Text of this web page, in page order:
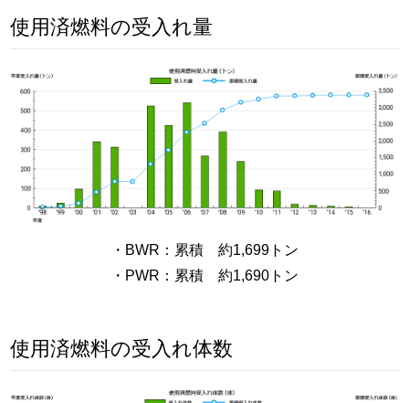
使用済燃料の受入れ量
・BWR：累積 約1,699トン
・PWR：累積 約1,690トン
使用済燃料の受入れ体数